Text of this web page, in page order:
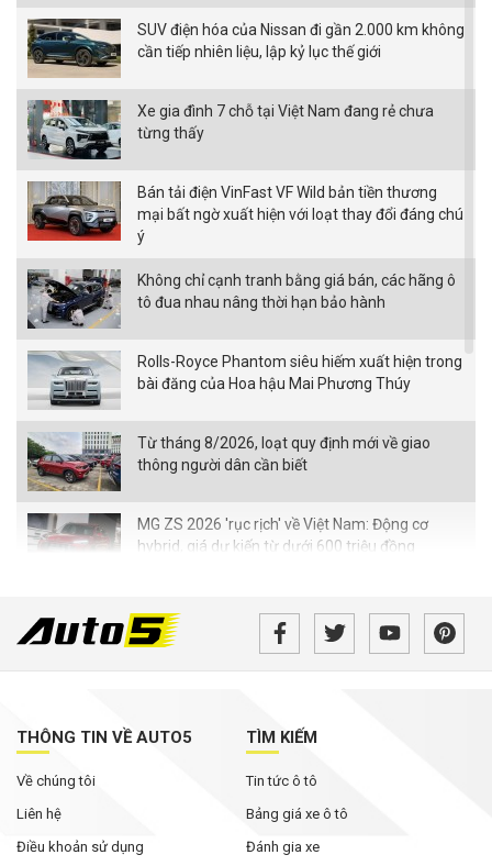
SUV điện hóa của Nissan đi gần 2.000 km không
cần tiếp nhiên liệu, lập kỷ lục thế giới
Xe gia đình 7 chỗ tại Việt Nam đang rẻ chưa
từng thấy
Bán tải điện VinFast VF Wild bản tiền thương
mại bất ngờ xuất hiện với loạt thay đổi đáng chú
ý
Không chỉ cạnh tranh bằng giá bán, các hãng ô
tô đua nhau nâng thời hạn bảo hành
Rolls-Royce Phantom siêu hiếm xuất hiện trong
bài đăng của Hoa hậu Mai Phương Thúy
Từ tháng 8/2026, loạt quy định mới về giao
thông người dân cần biết
MG ZS 2026 'rục rịch' về Việt Nam: Động cơ
hybrid, giá dự kiến từ dưới 600 triệu đồng
bùng nổ ưu đãi
Một SUV thuần điện, một sedan hạng C
THÔNG TIN VỀ AUTO5
Về chúng tôi
Liên hệ
Điều khoản sử dụng
TÌM KIẾM
Tin tức ô tô
Bảng giá xe ô tô
Đánh gia xe